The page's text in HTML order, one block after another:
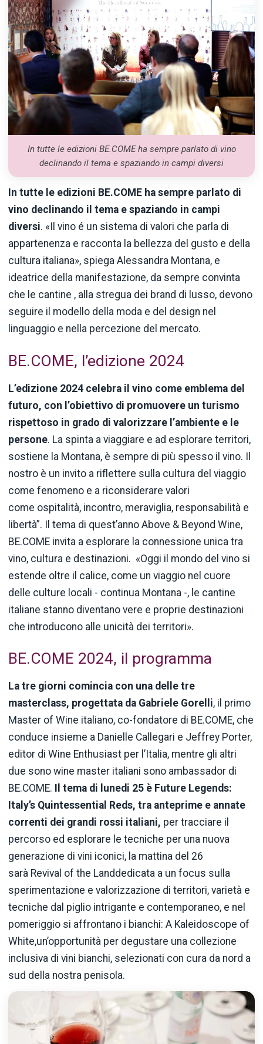
In tutte le edizioni BE.COME ha sempre parlato di vino
declinando il tema e spaziando in campi diversi
In tutte le edizioni BE.COME ha sempre parlato di
vino declinando il tema e spaziando in campi
diversi. «Il vino é un sistema di valori che parla di
appartenenza e racconta la bellezza del gusto e della
cultura italiana», spiega Alessandra Montana, e
ideatrice della manifestazione, da sempre convinta
che le cantine , alla stregua dei brand di lusso, devono
seguire il modello della moda e del design nel
linguaggio e nella percezione del mercato.
BE.COME, l’edizione 2024
L’edizione 2024 celebra il vino come emblema del
futuro, con l’obiettivo di promuovere un turismo
rispettoso in grado di valorizzare l’ambiente e le
persone. La spinta a viaggiare e ad esplorare territori,
sostiene la Montana, è sempre di più spesso il vino. Il
nostro è un invito a riflettere sulla cultura del viaggio
come fenomeno e a riconsiderare valori
come ospitalità, incontro, meraviglia, responsabilità e
libertà”. Il tema di quest’anno Above & Beyond Wine,
BE.COME invita a esplorare la connessione unica tra
vino, cultura e destinazioni. «Oggi il mondo del vino si
estende oltre il calice, come un viaggio nel cuore
delle culture locali - continua Montana -, le cantine
italiane stanno diventano vere e proprie destinazioni
che introducono alle unicità dei territori».
BE.COME 2024, il programma
La tre giorni comincia con una delle tre
masterclass, progettata da Gabriele Gorelli, il primo
Master of Wine italiano, co-fondatore di BE.COME, che
conduce insieme a Danielle Callegari e Jeffrey Porter,
editor di Wine Enthusiast per l’Italia, mentre gli altri
due sono wine master italiani sono ambassador di
BE.COME. Il tema di lunedi 25 è Future Legends:
Italy’s Quintessential Reds, tra anteprime e annate
correnti dei grandi rossi italiani, per tracciare il
percorso ed esplorare le tecniche per una nuova
generazione di vini iconici, la mattina del 26
sarà Revival of the Landdedicata a un focus sulla
sperimentazione e valorizzazione di territori, varietà e
tecniche dal piglio intrigante e contemporaneo, e nel
pomeriggio si affrontano i bianchi: A Kaleidoscope of
White,un’opportunità per degustare una collezione
inclusiva di vini bianchi, selezionati con cura da nord a
sud della nostra penisola.